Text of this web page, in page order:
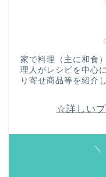
家で料理（主に和食
理人がレシピを中心
り寄せ商品等を紹介
☆詳しい